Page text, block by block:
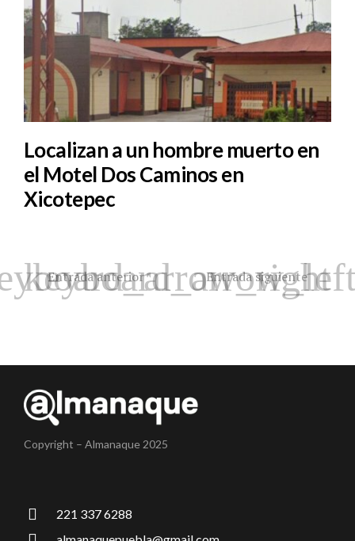
Localizan a un hombre muerto en
el Motel Dos Caminos en
Xicotepec
Entrada anterior Entrada siguiente
Copyright – Almanaque 2025
221 337 6288